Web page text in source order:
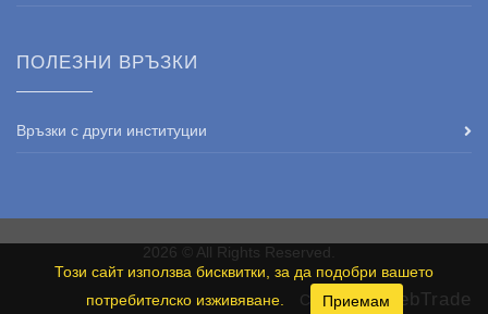
ПОЛЕЗНИ ВРЪЗКИ
Връзки с други институции
2026 © All Rights Reserved.
Created byWebTrade
Този сайт използва бисквитки, за да подобри вашето
потребителско изживяване.
Приемам